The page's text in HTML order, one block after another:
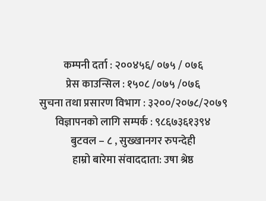
कम्पनी दर्ता : २००४५६/ ०७५ / ०७६
प्रेस काउन्सिल : १५०८ /०७५ /०७६
सुचना तथा प्रसारण विभाग : ३२००/२०७८/२०७९
विज्ञापनको लागि सम्पर्क : ९८६७३६१३९४
बुटवल – ८ , सुख्खानगर रुपन्देही
हाम्रो बारेमा संवाददाता: उषा श्रेष्ठ